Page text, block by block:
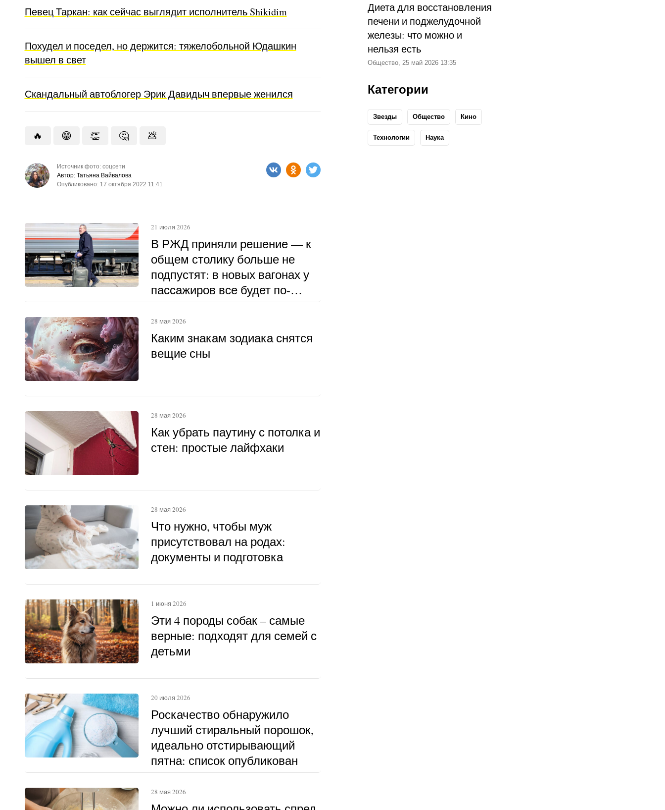
Певец Таркан: как сейчас выглядит исполнитель Shikidim
Похудел и поседел, но держится: тяжелобольной Юдашкин
вышел в свет
Скандальный автоблогер Эрик Давидыч впервые женился
🔥 😁 👏 🤔 💩
Источник фото: соцсети
Автор: Татьяна Вайвалова
Опубликовано: 17 октября 2022 11:41
В РЖД приняли решение — к
общем столику больше не
подпустят: в новых вагонах у
пассажиров все будет по-
другому
21 июля 2026
Каким знакам зодиака снятся
вещие сны
28 мая 2026
Как убрать паутину с потолка и
стен: простые лайфхаки
28 мая 2026
Что нужно, чтобы муж
присутствовал на родах:
документы и подготовка
28 мая 2026
Эти 4 породы собак – самые
верные: подходят для семей с
детьми
1 июня 2026
Роскачество обнаружило
лучший стиральный порошок,
идеально отстирывающий
пятна: список опубликован
20 июля 2026
28 мая 2026
Диета для восстановления
печени и поджелудочной
железы: что можно и
нельзя есть
Общество, 25 май 2026 13:35
Категории
Звезды Общество Кино
Технологии Наука